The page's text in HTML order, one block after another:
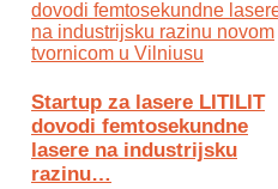
Startup za lasere LITILIT
dovodi femtosekundne
lasere na industrijsku
razinu…